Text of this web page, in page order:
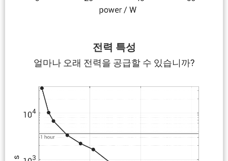
전력 특성
얼마나 오래 전력을 공급할 수 있습니까?